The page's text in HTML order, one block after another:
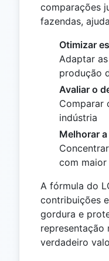
comparações
fazendas,
Otimizar
Adaptar
produção
Avaliar o
Comparar
indústria
Melhorar
com
A fórmula do
contribuições
gordura e
representação
verdadeiro